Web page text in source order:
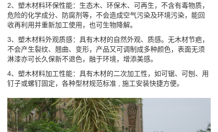
2、塑木材料环保性能：生态木、环保木、可再生，不含有毒物质，
危险的化学成分、防腐剂等，不会造成空气污染及环境污染，能回
收再利用并重新加工使用，也可生物降解。
3、塑木材料外观质感：具有木材的自然外观、质感。无木材节疤，
不会产生裂纹、翘曲、变形，产品又可调制成多种颜色，表面无须
淋漆亦可长久保新不退色，融于环境，增添美感。
4、塑木材料加工性能：具有木材的二次加工性，如可锯、可刨、用
钉子或螺钉固定，各种型材规范标准 , 施工安装快捷方便。